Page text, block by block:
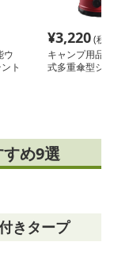
ウ
ト
¥3,220(税
キャンプ用品
式多重傘型シ
め9選
きタープ